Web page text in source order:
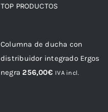
TOP PRODUCTOS
Columna de ducha con
distribuidor integrado Ergos
negra 256,00€ IVA incl.